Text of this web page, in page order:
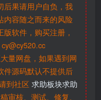
后果请用户自负，我
内容随之而来的风险
软件，购买注册，
量网盘，如果遇到网
件源码默认不提供后
到社区 求助板块求助
审核、测试、修复、